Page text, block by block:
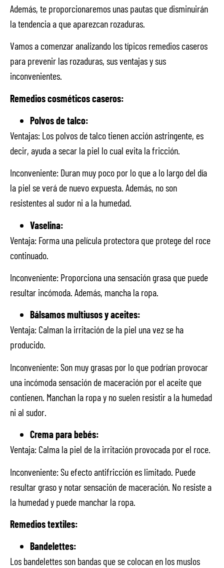
Además, te proporcionaremos unas pautas que disminuirán
la tendencia a que aparezcan rozaduras.
Vamos a comenzar analizando los típicos remedios caseros
para prevenir las rozaduras, sus ventajas y sus
inconvenientes.
Remedios cosméticos caseros:
Polvos de talco:
Ventajas: Los polvos de talco tienen acción astringente, es
decir, ayuda a secar la piel lo cual evita la fricción.
Inconveniente: Duran muy poco por lo que a lo largo del día
la piel se verá de nuevo expuesta. Además, no son
resistentes al sudor ni a la humedad.
Vaselina:
Ventaja: Forma una película protectora que protege del roce
continuado.
Inconveniente: Proporciona una sensación grasa que puede
resultar incómoda. Además, mancha la ropa.
Bálsamos multiusos y aceites:
Ventaja: Calman la irritación de la piel una vez se ha
producido.
Inconveniente: Son muy grasas por lo que podrían provocar
una incómoda sensación de maceración por el aceite que
contienen. Manchan la ropa y no suelen resistir a la humedad
ni al sudor.
Crema para bebés:
Ventaja: Calma la piel de la irritación provocada por el roce.
Inconveniente: Su efecto antifricción es limitado. Puede
resultar graso y notar sensación de maceración. No resiste a
la humedad y puede manchar la ropa.
Remedios textiles:
Bandelettes:
Los bandelettes son bandas que se colocan en los muslos